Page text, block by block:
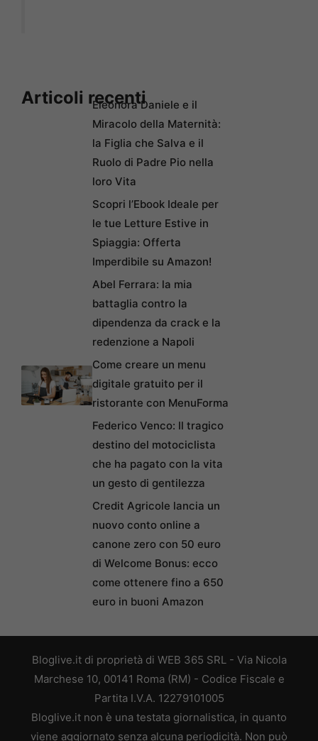
Articoli recentiEleonora Daniele e il
Miracolo della Maternità:
la Figlia che Salva e il
Ruolo di Padre Pio nella
loro Vita
Scopri l’Ebook Ideale per
le tue Letture Estive in
Spiaggia: Offerta
Imperdibile su Amazon!
Abel Ferrara: la mia
battaglia contro la
dipendenza da crack e la
redenzione a Napoli
Come creare un menu
digitale gratuito per il
ristorante con MenuForma
Federico Venco: Il tragico
destino del motociclista
che ha pagato con la vita
un gesto di gentilezza
Credit Agricole lancia un
nuovo conto online a
canone zero con 50 euro
di Welcome Bonus: ecco
come ottenere fino a 650
euro in buoni Amazon
Bloglive.it di proprietà di WEB 365 SRL - Via Nicola
Marchese 10, 00141 Roma (RM) - Codice Fiscale e
Partita I.V.A. 12279101005
Bloglive.it non è una testata giornalistica, in quanto
viene aggiornato senza alcuna periodicità. Non può